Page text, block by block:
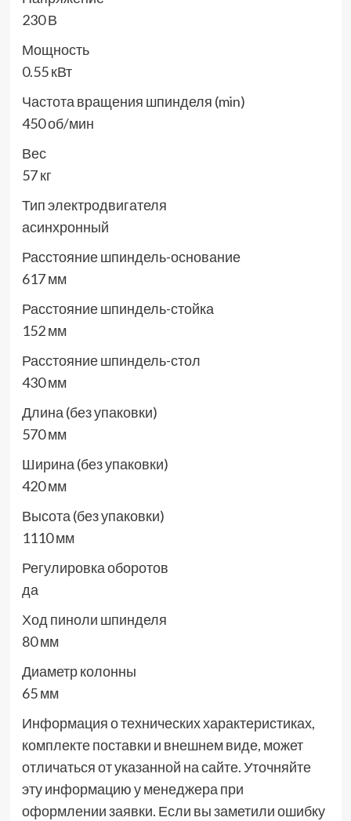
230 В
Мощность
0.55 кВт
Частота вращения шпинделя (min)
450 об/мин
Вес
57 кг
Тип электродвигателя
асинхронный
Расстояние шпиндель-основание
617 мм
Расстояние шпиндель-стойка
152 мм
Расстояние шпиндель-стол
430 мм
Длина (без упаковки)
570 мм
Ширина (без упаковки)
420 мм
Высота (без упаковки)
1110 мм
Регулировка оборотов
да
Ход пиноли шпинделя
80 мм
Диаметр колонны
65 мм
Информация о технических характеристиках,
комплекте поставки и внешнем виде, может
отличаться от указанной на сайте. Уточняйте
эту информацию у менеджера при
оформлении заявки. Если вы заметили ошибку